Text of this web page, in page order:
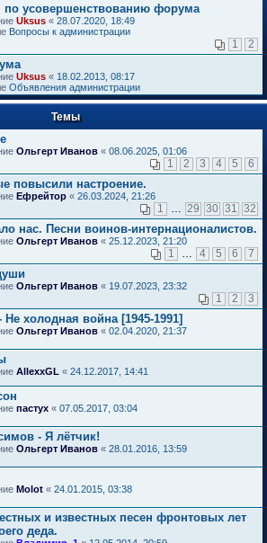
по усовершенствованию форума
Uksus « 28.07.2020, 18:49
Вопросы к администрации
1 2
Uksus « 18.02.2013, 08:17
Объявления администрации
Темы
Ольгерт Иванов « 08.06.2025, 01:06
1 2 3 4 5 6
повысили настроение.
Ефрейтор « 26.03.2024, 21:26
1 29 30 31 32
нас. Песни воинов-интернационалистов.
Ольгерт Иванов « 25.12.2023, 21:20
1 4 5 6 7
Ольгерт Иванов « 19.07.2023, 23:32
1 2 3
Не холодная война [1945-1991]
Ольгерт Иванов « 02.04.2020, 21:37
AllexxGL « 24.12.2017, 14:41
пастух « 07.05.2017, 03:04
- Я лётчик!
Ольгерт Иванов « 28.01.2016, 13:59
Molot « 24.01.2015, 03:38
и известных песен фронтовых лет
деда.